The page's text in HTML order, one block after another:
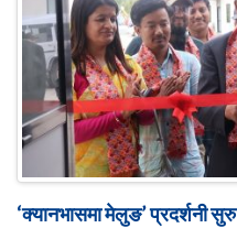
‘क्यानभासमा मेलुङ’ प्रदर्शनी सुरु